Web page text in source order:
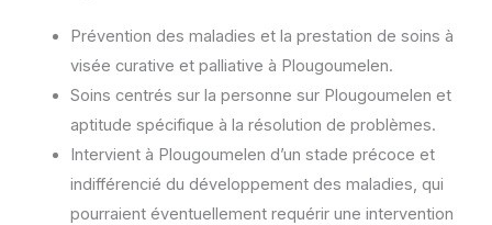
Prévention des maladies et la prestation de soins à
visée curative et palliative à Plougoumelen.
Soins centrés sur la personne sur Plougoumelen et
aptitude spécifique à la résolution de problèmes.
Intervient à Plougoumelen d’un stade précoce et
indifférencié du développement des maladies, qui
pourraient éventuellement requérir une intervention